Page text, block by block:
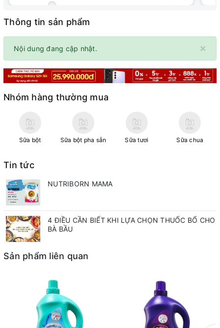
Thông tin sản phẩm
×
Nội dung đang cập nhật.
Nhóm hàng thường mua
Sữa bột Sữa bột pha sẳn Sữa tươi Sữa chua
Tin tức
NUTRIBORN MAMA
4 ĐIỀU CẦN BIẾT KHI LỰA CHỌN THUỐC BỔ CHO
BÀ BẦU
Sản phẩm liên quan